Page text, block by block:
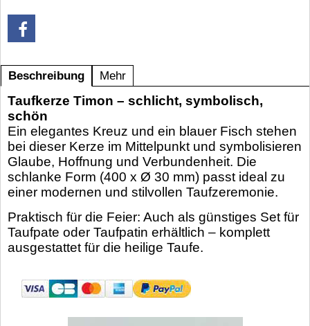
Beschreibung Mehr
Taufkerze Timon – schlicht, symbolisch,
schön
Ein elegantes Kreuz und ein blauer Fisch stehen
bei dieser Kerze im Mittelpunkt und symbolisieren
Glaube, Hoffnung und Verbundenheit. Die
schlanke Form (400 x Ø 30 mm) passt ideal zu
einer modernen und stilvollen Taufzeremonie.
Praktisch für die Feier: Auch als günstiges Set für
Taufpate oder Taufpatin erhältlich – komplett
ausgestattet für die heilige Taufe.